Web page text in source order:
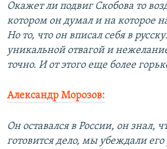
Окажет ли подвиг Скобова то
котором он думал и на которое
Но то, что он вписал себя в
уникальной отвагой и
точно. И от этого еще более
Александр Морозов:
Он оставался в России, он знал,
готовится дело, мы убеждали его